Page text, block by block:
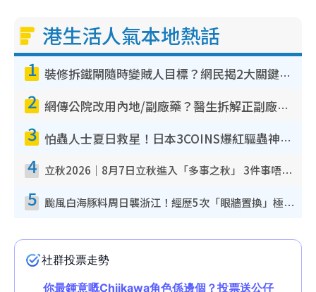
港生活人氣本地熱話
1 裝修拆鐵閘隨時變賊人目標？網民揭2大關鍵用途：裝新式等於白裝？附新舊鐵閘分別
2 網傳公院改用內地/副廠藥？醫生拆解正副廠分別 揭4類人換藥隨時出事
3 怕蟲人士夏日救星！日本3COINS爆紅驅蟲神器$45起 1招「全程免觸碰」輕鬆搞定小強
4 立秋2026｜8月7日立秋進入「多事之秋」 3件事唔做得！專家教6招開運 清枱頭／銀包納氣接好運
5 颱風白海豚料周日襲浙江！經歷5次「眼牆置換」極罕見 成登陸內地最長途颱風